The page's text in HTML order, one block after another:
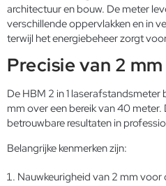
architectuur en bouw. De meter
verschillende oppervlakken en in
terwijl het energiebeheer zorgt
Precisie van 2 mm
De HBM 2 in 1
mm over een bereik van 40
betrouwbare resultaten in
Belangrijke kenmerken zijn:
Nauwkeurigheid van 2 mm